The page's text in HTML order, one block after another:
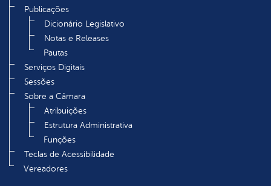
Publicações
Dicionário Legislativo
Notas e Releases
Pautas
Serviços Digitais
Sessões
Sobre a Câmara
Atribuições
Estrutura Administrativa
Funções
Teclas de Acessibilidade
Vereadores